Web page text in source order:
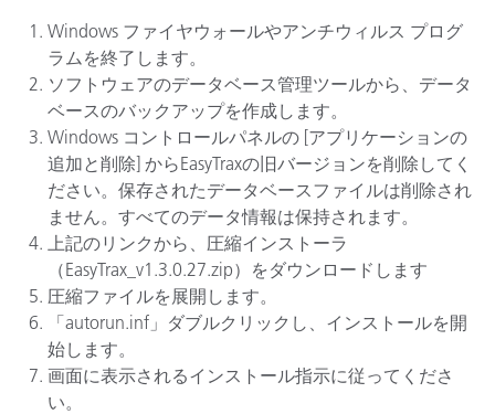
Windows ファイヤウォールやアンチウィルス プログ
ラムを終了します。
ソフトウェアのデータベース管理ツールから、データ
ベースのバックアップを作成します。
Windows コントロールパネルの [アプリケーションの
追加と削除] からEasyTraxの旧バージョンを削除してく
ださい。保存されたデータベースファイルは削除され
ません。すべてのデータ情報は保持されます。
上記のリンクから、圧縮インストーラ
（EasyTrax_v1.3.0.27.zip）をダウンロードします
圧縮ファイルを展開します。
「autorun.inf」ダブルクリックし、インストールを開
始します。
画面に表示されるインストール指示に従ってくださ
い。